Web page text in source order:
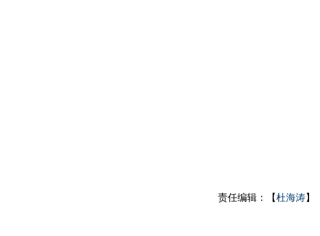
责任编辑：【杜海涛】